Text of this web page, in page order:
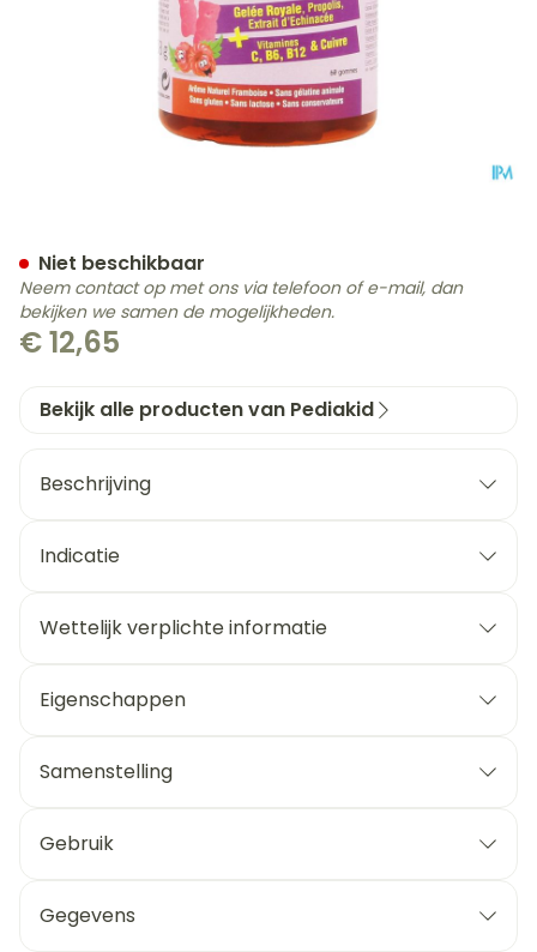
€ 12,65
Niet beschikbaar
Neem contact op met ons via telefoon of e-mail, dan
bekijken we samen de mogelijkheden.
Bekijk alle producten van Pediakid
Beschrijving
Indicatie
Wettelijk verplichte informatie
Eigenschappen
Samenstelling
Gebruik
Gegevens